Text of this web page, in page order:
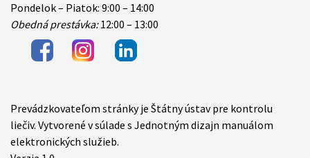
Pondelok – Piatok: 9:00 – 14:00
Obedná prestávka:12:00 – 13:00
Items
Prevádzkovateľom stránky je Štátny ústav pre kontrolu
liečiv. Vytvorené v súlade s Jednotným dizajn manuálom
elektronických služieb.